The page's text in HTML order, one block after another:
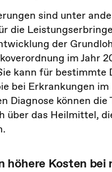
sind unter
die
der
im Jahr
kann für bestimmte
bei Erkrankungen
Diagnose können
das Heilmittel,
höhere Kosten